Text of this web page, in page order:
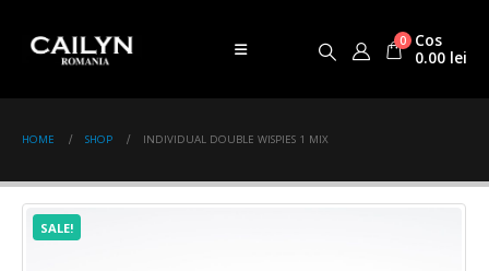
0
Cos
0.00 lei
HOME SHOP INDIVIDUAL DOUBLE WISPIES 1 MIX
SALE!